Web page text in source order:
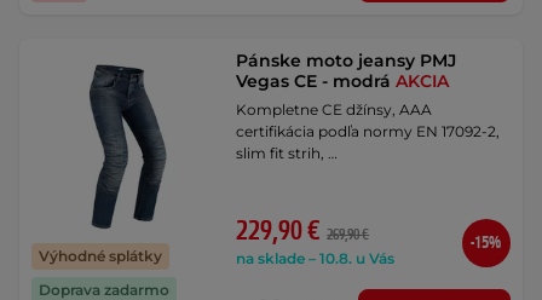
Výhodné splátky
Doprava zadarmo
Pánske moto jeansy PMJ
Vegas CE - modráAKCIA
Kompletne CE džínsy, AAA
certifikácia podľa normy EN 17092-2,
slim fit strih, …
229,90 € 269,90 €
na sklade – 10.8. u Vás
-15%